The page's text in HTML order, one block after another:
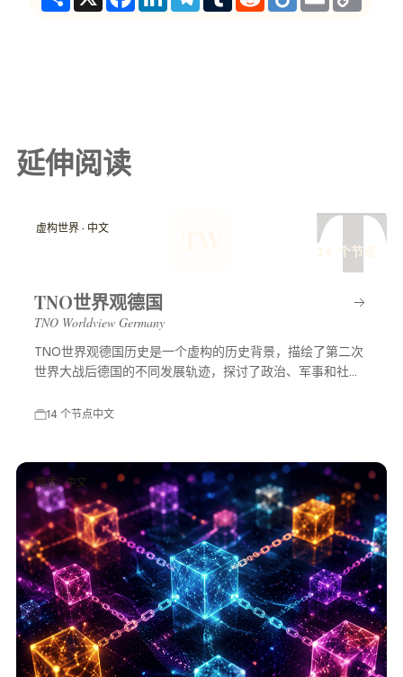
延伸阅读
T
虚构世界 · 中文
14 个节点
TNO世界观德国
TNO Worldview Germany
TNO世界观德国历史是一个虚构的历史背景，描绘了第二次
世界大战后德国的不同发展轨迹，探讨了政治、军事和社会
14 个节点中文
技术 · 中文